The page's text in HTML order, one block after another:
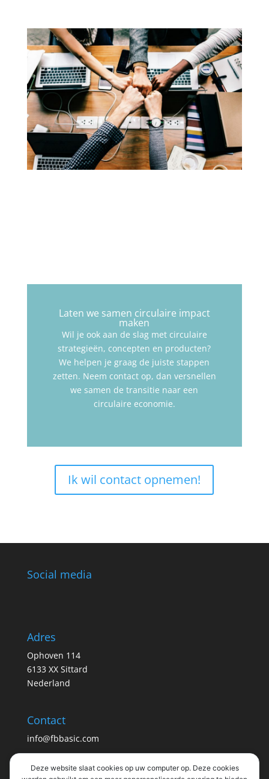
Laten we samen circulaire impact
maken
Wil je ook aan de slag met circulaire
strategieën, concepten en producten?
We helpen je graag de juiste stappen
zetten. Neem contact op, dan versnellen
we samen de transitie naar een
circulaire economie.
Ik wil contact opnemen!
Social media
Adres
Ophoven 114
6133 XX Sittard
Nederland
Contact
info@fbbasic.com
Info
Deze website slaat cookies op uw computer op. Deze cookies